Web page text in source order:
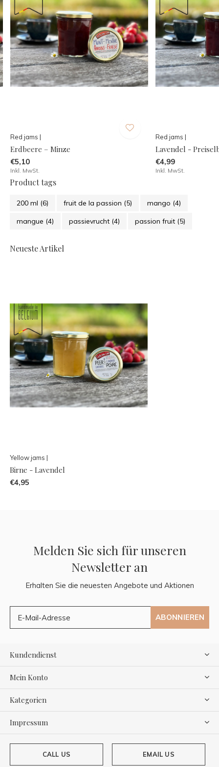
Red jams |
Erdbeere – Minze
€5,10
Inkl. MwSt.
Red jams |
Lavendel -
€4,99
Inkl. MwSt.
Product tags
200 ml (6) fruit de la passion (5) mango (4)
mangue (4) passievrucht (4) passion fruit (5)
Neueste Artikel
Yellow jams |
Birne - Lavendel
€4,95
Melden Sie sich für unseren
Newsletter an
Erhalten Sie die neuesten Angebote und Aktionen
ABONNIEREN
Kundendienst
Mein Konto
Kategorien
Impressum
CALL US EMAIL US